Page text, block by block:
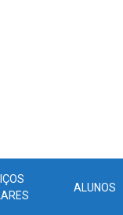
ALUNOS